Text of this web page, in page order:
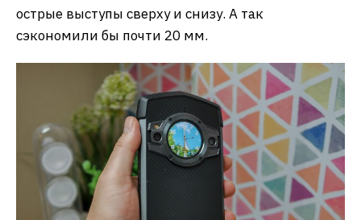
острые выступы сверху и снизу. А так
сэкономили бы почти 20 мм.